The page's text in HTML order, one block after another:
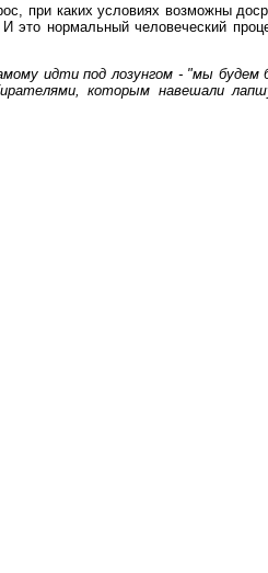
при каких условиях возможны
нормальный человеческий
идти под лозунгом - "мы будем
которым навешали